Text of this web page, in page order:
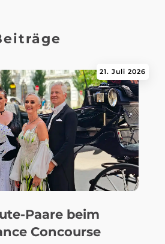
Paare beim
Concourse
21. Juli 2026